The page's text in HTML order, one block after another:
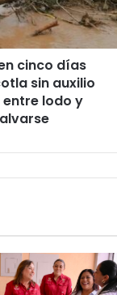
cinco días
sin auxilio
lodo y